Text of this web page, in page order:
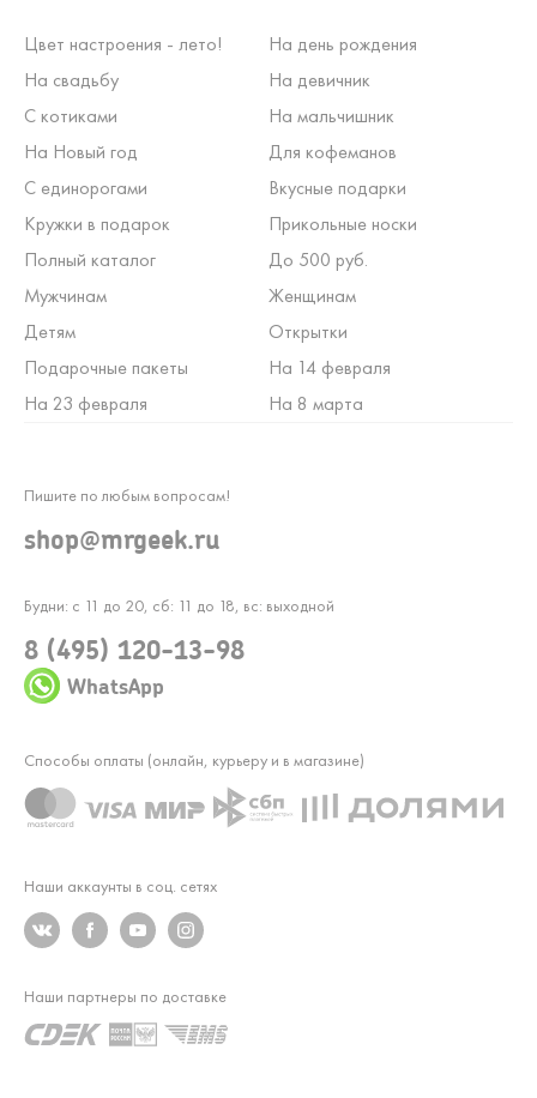
Цвет настроения - лето!
На день рождения
На свадьбу
На девичник
С котиками
На мальчишник
На Новый год
Для кофеманов
С единорогами
Вкусные подарки
Кружки в подарок
Прикольные носки
Полный каталог
До 500 руб.
Мужчинам
Женщинам
Детям
Открытки
Подарочные пакеты
На 14 февраля
На 23 февраля
На 8 марта
Будни: с 11 до 20, сб: 11 до 18, вс: выходной
8 (495) 120-13-98
WhatsApp
Пишите по любым вопросам!
shop@mrgeek.ru
Наши аккаунты в соц. сетях
Способы оплаты (онлайн, курьеру и в магазине)
Наши партнеры по доставке